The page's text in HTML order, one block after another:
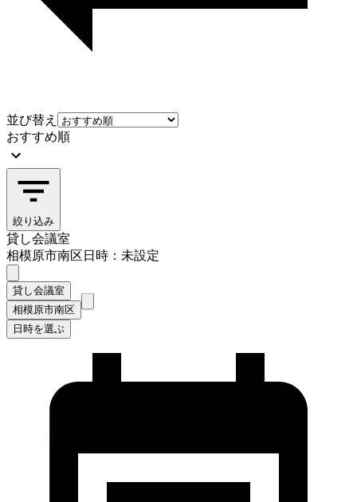
並び替え
おすすめ順
絞り込み
貸し会議室
相模原市南区日時：未設定
貸し会議室
相模原市南区
日時を選ぶ